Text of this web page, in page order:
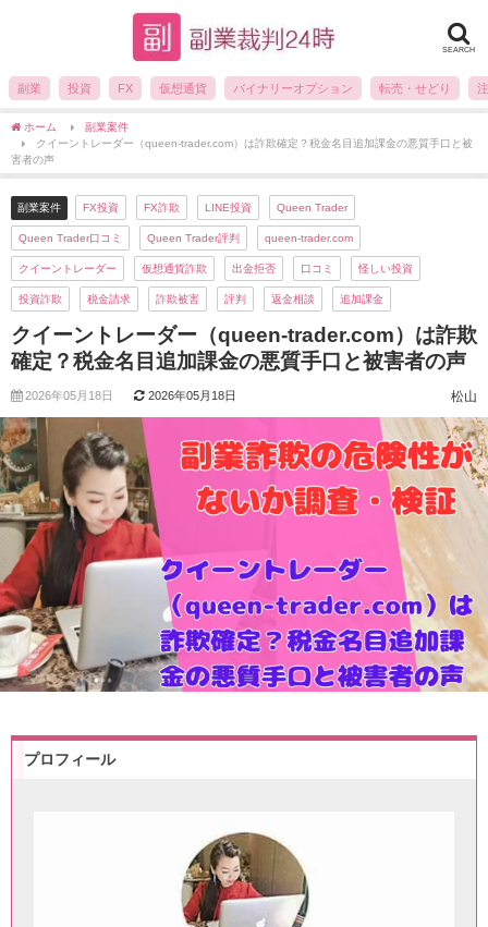
SEARCH
副業 投資 FX 仮想通貨 バイナリーオプション 転売・せどり
ホーム
副業案件
クイーントレーダー（queen-trader.com）は詐欺確定？税金名目追加課金の悪質手口と被
害者の声
副業案件 FX投資 FX詐欺 LINE投資 Queen Trader
Queen Trader口コミ Queen Trader評判 queen-trader.com
クイーントレーダー 仮想通貨詐欺 出金拒否 口コミ 怪しい投資
投資詐欺 税金請求 詐欺被害 評判 返金相談 追加課金
クイーントレーダー（queen-trader.com）は詐欺
確定？税金名目追加課金の悪質手口と被害者の声
2026年05月18日 2026年05月18日 松山
プロフィール